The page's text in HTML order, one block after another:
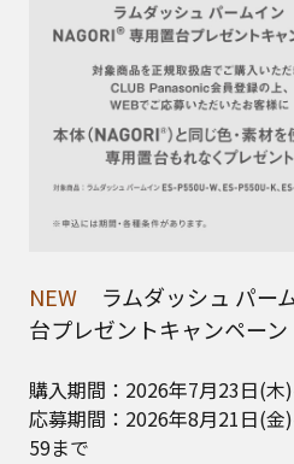
NEW
ラムダッシュ パー
台プレゼントキャンペーン
購入期間：2026年7月23日(
応募期間：2026年8月21日(金
59まで